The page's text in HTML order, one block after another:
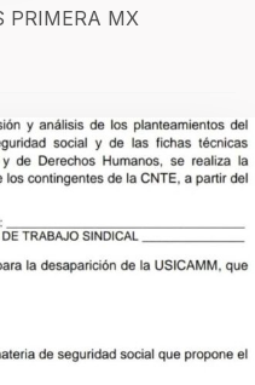
PRIMERA MX